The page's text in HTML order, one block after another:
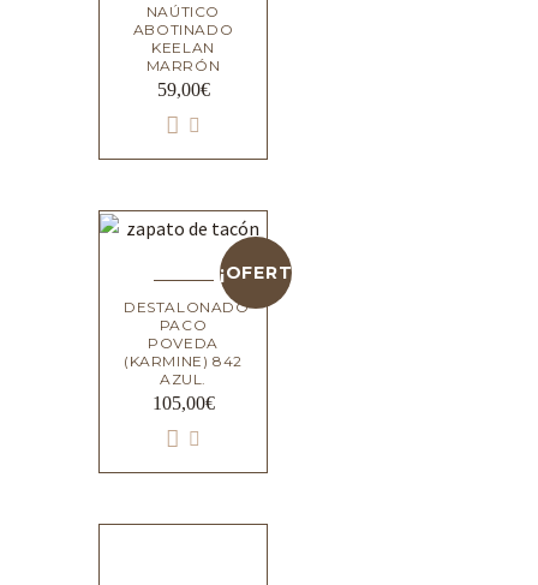
NAÚTICO
ABOTINADO
KEELAN
MARRÓN
59,00€
¡OFERTA!
DESTALONADO
PACO
POVEDA
(KARMINE) 842
AZUL.
105,00€